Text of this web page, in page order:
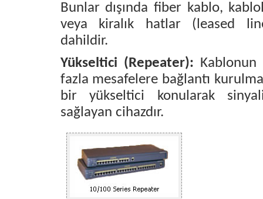
Bunlar dışında fiber kablo,
veya kiralık hatlar (leased
dahildir.
Yükseltici (Repeater): Kablonun
fazla mesafelere bağlantı
bir yükseltici konularak
sağlayan cihazdır.